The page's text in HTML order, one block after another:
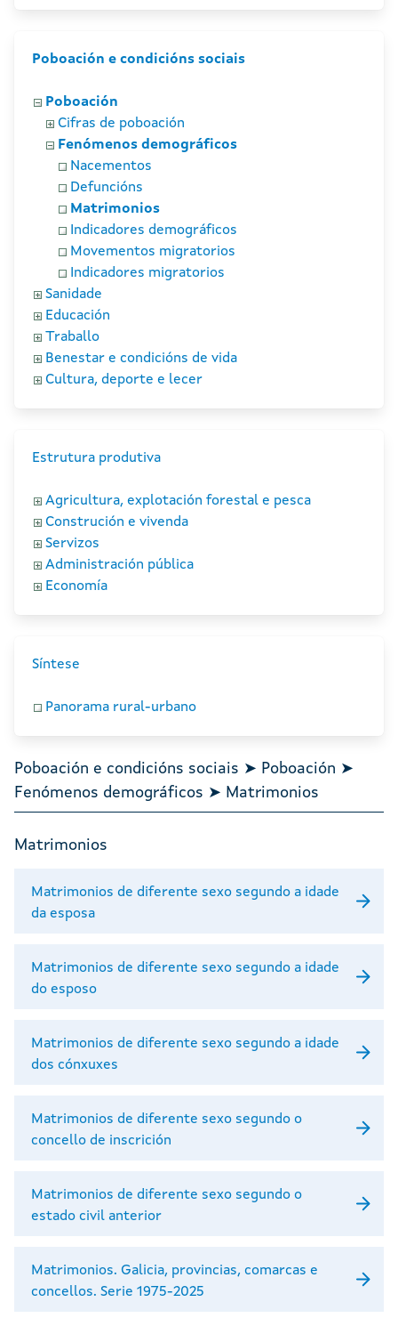
Poboación e condicións sociais
Poboación
Cifras de poboación
Fenómenos demográficos
Nacementos
Defuncións
Matrimonios
Indicadores demográficos
Movementos migratorios
Indicadores migratorios
Sanidade
Educación
Traballo
Benestar e condicións de vida
Cultura, deporte e lecer
Estrutura produtiva
Agricultura, explotación forestal e pesca
Construción e vivenda
Servizos
Administración pública
Economía
Síntese
Panorama rural-urbano
Poboación e condicións sociais ➤ Poboación ➤
Fenómenos demográficos ➤ Matrimonios
Matrimonios
Matrimonios de diferente sexo segundo a idade
da esposa
Matrimonios de diferente sexo segundo a idade
do esposo
Matrimonios de diferente sexo segundo a idade
dos cónxuxes
Matrimonios de diferente sexo segundo o
concello de inscrición
Matrimonios de diferente sexo segundo o
estado civil anterior
Matrimonios. Galicia, provincias, comarcas e
concellos. Serie 1975-2025